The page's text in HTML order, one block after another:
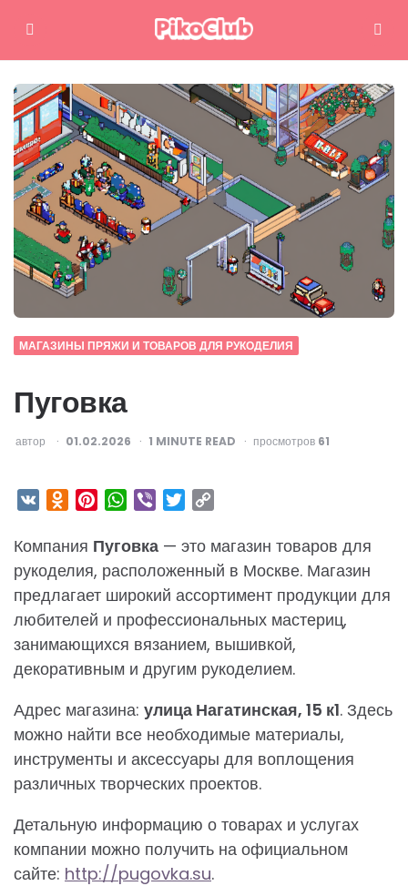
Меню Поиск
МАГАЗИНЫ ПРЯЖИ И ТОВАРОВ ДЛЯ РУКОДЕЛИЯ
Пуговка
ОПУБЛИКОВАНО
автор 01.02.2026 1 MINUTE READ просмотров 61
VK Odnoklassniki
PinterestWhatsApp
Viber Twitter
Компания Пуговка — это магазин товаров для
рукоделия, расположенный в Москве. Магазин
предлагает широкий ассортимент продукции для
любителей и профессиональных мастериц,
занимающихся вязанием, вышивкой,
декоративным и другим рукоделием.
Адрес магазина: улица Нагатинская, 15 к1. Здесь
можно найти все необходимые материалы,
инструменты и аксессуары для воплощения
различных творческих проектов.
Детальную информацию о товарах и услугах
компании можно получить на официальном
сайте: http://pugovka.su.